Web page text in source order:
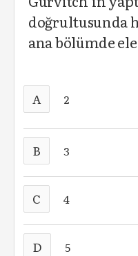
doğrultusunda
ana bölümde ele
A 2
B 3
C 4
D 5